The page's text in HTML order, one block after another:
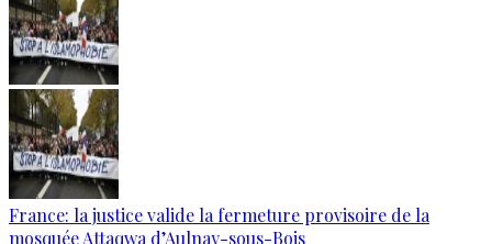
France: la justice valide la fermeture provisoire de la
mosquée Attaqwa d’Aulnay-sous-Bois